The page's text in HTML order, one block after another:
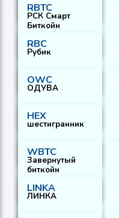
RBTC
РСК Смарт
Биткойн
RBC
Рубик
OWC
ОДУВА
HEX
шестигранник
WBTC
Завернутый
биткойн
LINKA
ЛИНКА